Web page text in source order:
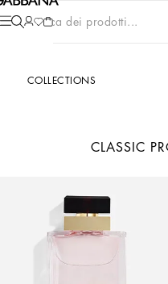
Cerca dei prodotti...
COLLECTIONS
CLASSIC